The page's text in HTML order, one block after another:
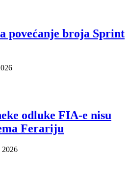
povećanje broja Sprint
odluke FIA-e nisu
Ferariju
2026